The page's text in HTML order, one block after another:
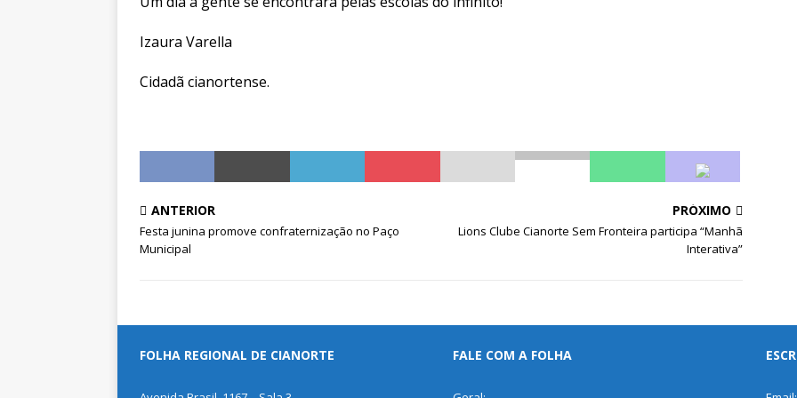
Izaura Varella
Cidadã cianortense.
ANTERIOR
Festa junina promove confraternização no Paço
Municipal
PRÓXIMO
Lions Clube Cianorte Sem Fronteira participa “Manhã
Interativa”
FOLHA REGIONAL DE CIANORTE FALE COM A FOLHA